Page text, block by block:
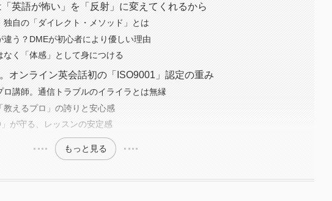
英語が怖い」を「反射」に変えてくれるから
独自の「ダイレクト・メソッド」とは
違う？DMEが初心者により優しい理由
く「体感」として身につける
オンライン英会話初の「ISO9001」認定の重み
ロ講師。通信トラブルのイライラとは無縁
教えるプロ」の誇りと安心感
が守る、レッスンの安定感
もっと見る